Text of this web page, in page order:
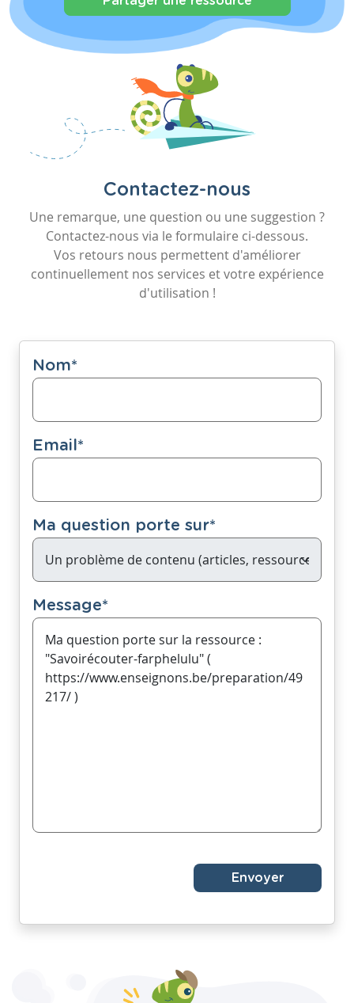
Contactez-nous
Une remarque, une question ou une suggestion ?
Contactez-nous via le formulaire ci-dessous.
Vos retours nous permettent d'améliorer
continuellement nos services et votre expérience
d'utilisation !
Nom*
Email*
Ma question porte sur*
Message*
Envoyer